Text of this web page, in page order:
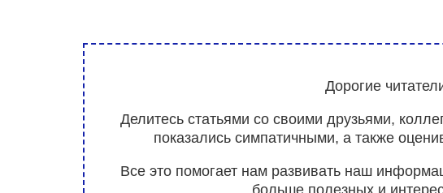
Дорогие
Делитесь статьями со своими друзьями,
показались симпатичными, а также
Все это помогает нам развивать наш
больше полезных и